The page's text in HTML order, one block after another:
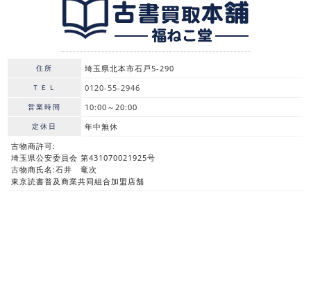
住所 埼玉県北本市石戸5-290
ＴＥＬ 0120-55-2946
営業時間 10:00～20:00
定休日
年中無休
古物商許可:
埼玉県公安委員会 第431070021925号
古物商氏名:石井 竜次
東京読書普及商業共同組合加盟店舗